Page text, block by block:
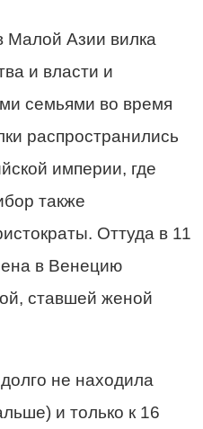
Малой Азии вилка
и власти и
семьями во время
распространились
империи, где
также
Оттуда в 11
в Венецию
ставшей женой
не находила
и только к 16